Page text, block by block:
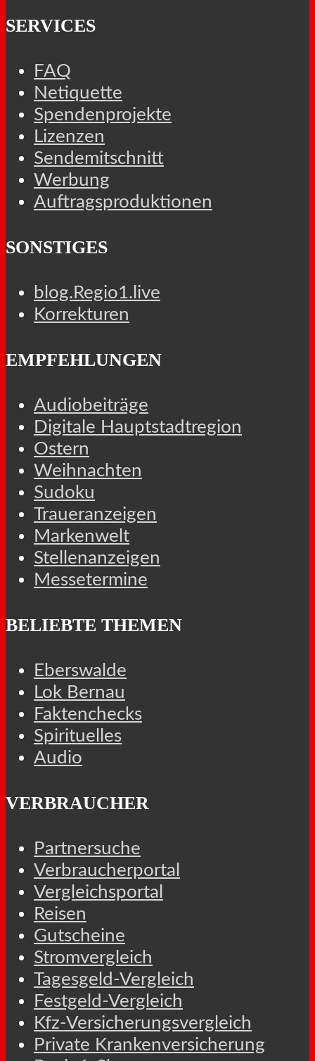
SERVICES
FAQ
Netiquette
Spendenprojekte
Lizenzen
Sendemitschnitt
Werbung
Auftragsproduktionen
SONSTIGES
blog.Regio1.live
Korrekturen
EMPFEHLUNGEN
Audiobeiträge
Digitale Hauptstadtregion
Ostern
Weihnachten
Sudoku
Traueranzeigen
Markenwelt
Stellenanzeigen
Messetermine
BELIEBTE THEMEN
Eberswalde
Lok Bernau
Faktenchecks
Spirituelles
Audio
VERBRAUCHER
Partnersuche
Verbraucherportal
Vergleichsportal
Reisen
Gutscheine
Stromvergleich
Tagesgeld-Vergleich
Festgeld-Vergleich
Kfz-Versicherungsvergleich
Private Krankenversicherung